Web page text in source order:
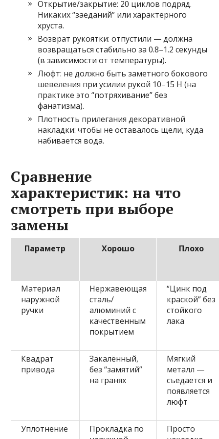
Открытие/закрытие: 20 циклов подряд.
Никаких “заеданий” или характерного
хруста.
Возврат рукоятки: отпустили — должна
возвращаться стабильно за 0.8–1.2 секунды
(в зависимости от температуры).
Люфт: не должно быть заметного бокового
шевеления при усилии рукой 10–15 Н (на
практике это “потряхивание” без
фанатизма).
Плотность прилегания декоративной
накладки: чтобы не оставалось щели, куда
набивается вода.
Сравнение
характеристик: на что
смотреть при выборе
замены
Параметр Хорошо Плохо
Материал
наружной
ручки
Нержавеющая
сталь/
алюминий с
качественным
покрытием
“Цинк под
краской” без
стойкого
лака
Квадрат
привода
Закалённый,
без “замятий”
на гранях
Мягкий
металл —
съедается и
появляется
люфт
Уплотнение
Прокладка по
Просто